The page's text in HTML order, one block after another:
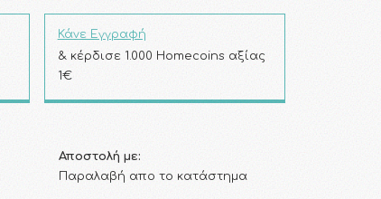
Κάνε Εγγραφή
& κέρδισε 1.000 Homecoins αξίας
1€
Αποστολή με:
Παραλαβή απο το κατάστημα